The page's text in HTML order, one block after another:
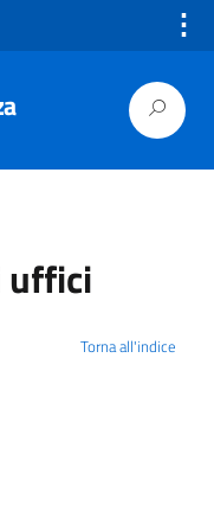
⋮
uffici
Torna all'indice